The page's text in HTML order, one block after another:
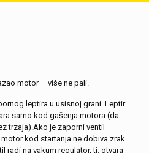
motor – više ne pali.
leptira u usisnoj grani. Leptir
samo kod gašenja motora (da
trzaja).Ako je zaporni ventil
kod startanja ne dobiva zrak
radi na vakum regulator, tj. otvara